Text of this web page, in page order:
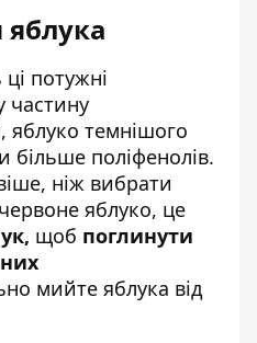
яблука
потужні
частину
яблуко темнішого
більше поліфенолів.
ніж вибрати
яблуко, це
щоб поглинути
мийте яблука від